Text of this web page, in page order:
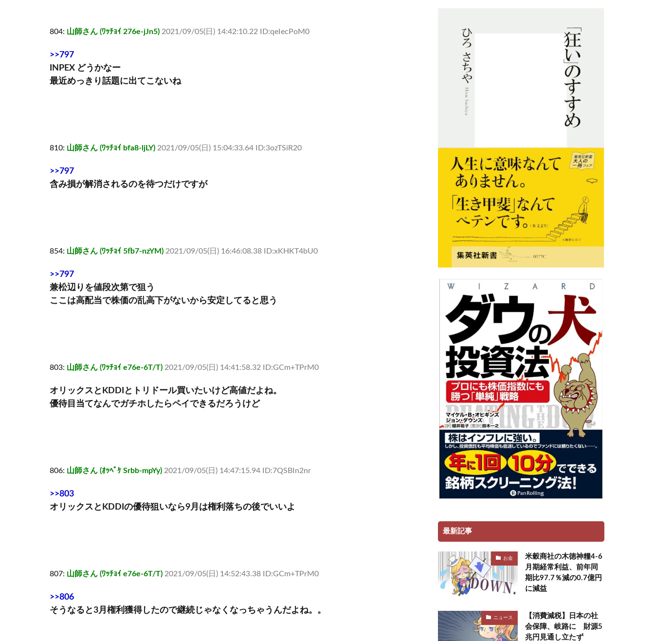
804: 山師さん (ﾜｯﾁｮｲ 276e-jJn5) 2021/09/05(日) 14:42:10.22 ID:qeIecPoM0
>>797
INPEX どうかなー
最近めっきり話題に出てこないね
810: 山師さん (ﾜｯﾁｮｲ bfa8-ljLY) 2021/09/05(日) 15:04:33.64 ID:3ozTSiR20
>>797
含み損が解消されるのを待つだけですが
854: 山師さん (ﾜｯﾁｮｲ 5fb7-nzYM) 2021/09/05(日) 16:46:08.38 ID:xKHKT4bU0
>>797
兼松辺りを値段次第で狙う
ここは高配当で株価の乱高下がないから安定してると思う
803: 山師さん (ﾜｯﾁｮｲ e76e-6T/T) 2021/09/05(日) 14:41:58.32 ID:GCm+TPrM0
オリックスとKDDIとトリドール買いたいけど高値だよね。
優待目当てなんでガチホしたらペイできるだろうけど
806: 山師さん (ｵｯﾍﾟｹ Srbb-mpYy) 2021/09/05(日) 14:47:15.94 ID:7QSBIn2nr
>>803
オリックスとKDDIの優待狙いなら9月は権利落ちの後でいいよ
807: 山師さん (ﾜｯﾁｮｲ e76e-6T/T) 2021/09/05(日) 14:52:43.38 ID:GCm+TPrM0
>>806
そうなると3月権利獲得したので継続じゃなくなっちゃうんだよね。。
最新記事
お金
米穀商社の木徳神糧4-6
月期経常利益、前年同
期比97.7％減の0.7億円
に減益
ニュース
【消費減税】日本の社
会保障、岐路に 財源5
兆円見通し立たず